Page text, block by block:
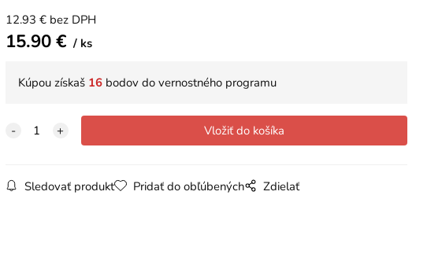
12.93 € bez DPH
15.90€ ks
Kúpou získaš 16bodov do vernostného programu
Sledovať produkt Pridať do obľúbených Zdielať